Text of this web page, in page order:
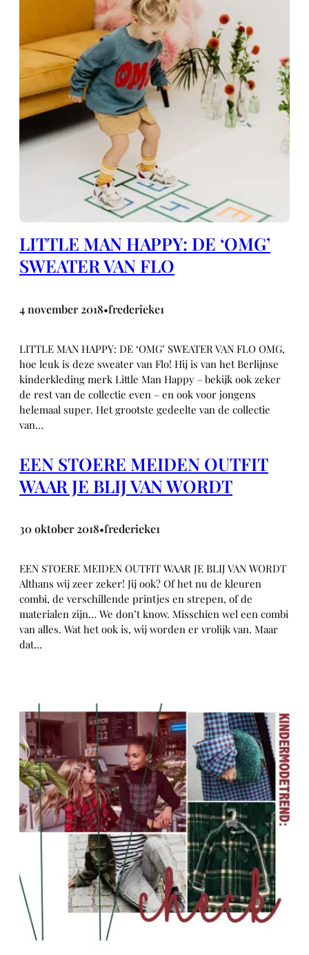
LITTLE MAN HAPPY: DE ‘OMG’
SWEATER VAN FLO
4 november 2018•frederieke1
LITTLE MAN HAPPY: DE ‘OMG’ SWEATER VAN FLO OMG,
hoe leuk is deze sweater van Flo! Hij is van het Berlijnse
kinderkleding merk Little Man Happy – bekijk ook zeker
de rest van de collectie even – en ook voor jongens
helemaal super. Het grootste gedeelte van de collectie
van…
EEN STOERE MEIDEN OUTFIT
WAAR JE BLIJ VAN WORDT
30 oktober 2018•frederieke1
EEN STOERE MEIDEN OUTFIT WAAR JE BLIJ VAN WORDT
Althans wij zeer zeker! Jij ook? Of het nu de kleuren
combi, de verschillende printjes en strepen, of de
materialen zijn… We don’t know. Misschien wel een combi
van alles. Wat het ook is, wij worden er vrolijk van. Maar
dat…